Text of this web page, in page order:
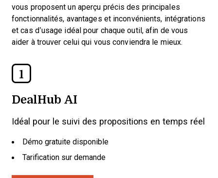
vous proposent un aperçu précis des principales
fonctionnalités, avantages et inconvénients, intégrations
et cas d’usage idéal pour chaque outil, afin de vous
aider à trouver celui qui vous conviendra le mieux.
1
DealHub AI
Idéal pour le suivi des propositions en temps réel
Démo gratuite disponible
Tarification sur demande